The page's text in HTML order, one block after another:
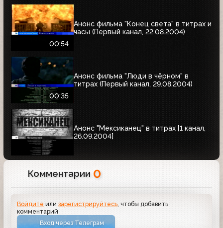
00:54
Анонс фильма "Конец света" в титрах и
часы (Первый канал, 22.08.2004)
00:35
Анонс фильма "Люди в чёрном" в
титрах (Первый канал, 29.08.2004)
Анонс "Мексиканец" в титрах [1 канал,
26.09.2004]
Комментарии 0
Войдите илизарегистрируйтесь , чтобы добавить
комментарий
Вход через Телеграм